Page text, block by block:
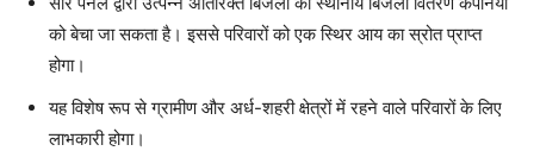
को बेचा जा सकता है। इससे परिवारों को एक स्थिर आय का स्रोत प्राप्त
होगा।
यह विशेष रूप से ग्रामीण और अर्ध-शहरी क्षेत्रों में रहने वाले परिवारों के लिए
लाभकारी होगा।